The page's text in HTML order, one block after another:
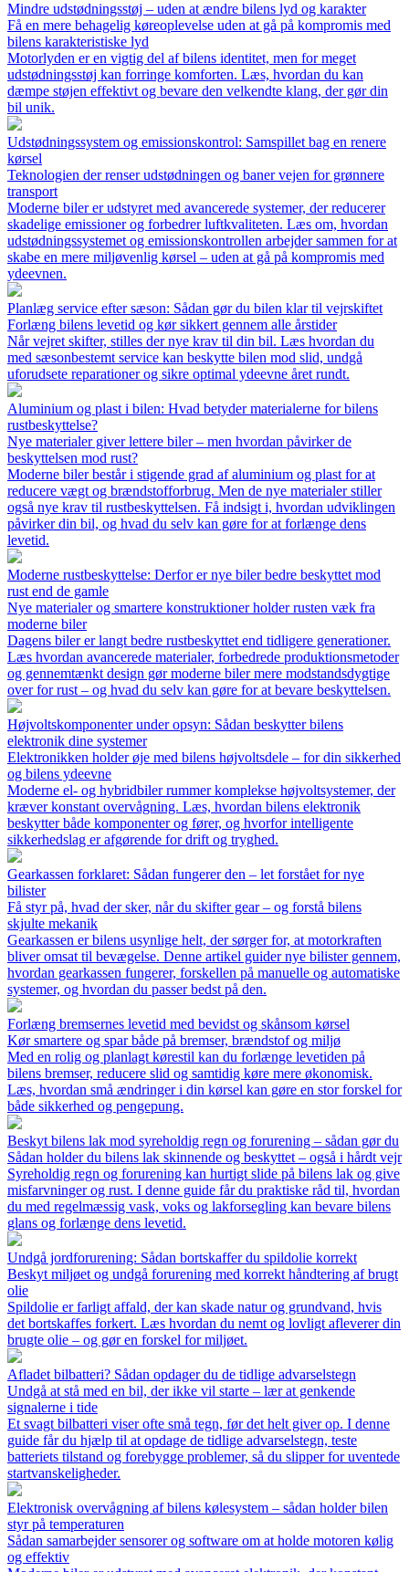
Mindre udstødningsstøj – uden at ændre bilens lyd og karakter
Få en mere behagelig køreoplevelse uden at gå på kompromis med
bilens karakteristiske lyd
Motorlyden er en vigtig del af bilens identitet, men for meget
udstødningsstøj kan forringe komforten. Læs, hvordan du kan
dæmpe støjen effektivt og bevare den velkendte klang, der gør din
bil unik.
Udstødningssystem og emissionskontrol: Samspillet bag en renere
kørsel
Teknologien der renser udstødningen og baner vejen for grønnere
transport
Moderne biler er udstyret med avancerede systemer, der reducerer
skadelige emissioner og forbedrer luftkvaliteten. Læs om, hvordan
udstødningssystemet og emissionskontrollen arbejder sammen for at
skabe en mere miljøvenlig kørsel – uden at gå på kompromis med
ydeevnen.
Planlæg service efter sæson: Sådan gør du bilen klar til vejrskiftet
Forlæng bilens levetid og kør sikkert gennem alle årstider
Når vejret skifter, stilles der nye krav til din bil. Læs hvordan du
med sæsonbestemt service kan beskytte bilen mod slid, undgå
uforudsete reparationer og sikre optimal ydeevne året rundt.
Aluminium og plast i bilen: Hvad betyder materialerne for bilens
rustbeskyttelse?
Nye materialer giver lettere biler – men hvordan påvirker de
beskyttelsen mod rust?
Moderne biler består i stigende grad af aluminium og plast for at
reducere vægt og brændstofforbrug. Men de nye materialer stiller
også nye krav til rustbeskyttelsen. Få indsigt i, hvordan udviklingen
påvirker din bil, og hvad du selv kan gøre for at forlænge dens
levetid.
Moderne rustbeskyttelse: Derfor er nye biler bedre beskyttet mod
rust end de gamle
Nye materialer og smartere konstruktioner holder rusten væk fra
moderne biler
Dagens biler er langt bedre rustbeskyttet end tidligere generationer.
Læs hvordan avancerede materialer, forbedrede produktionsmetoder
og gennemtænkt design gør moderne biler mere modstandsdygtige
over for rust – og hvad du selv kan gøre for at bevare beskyttelsen.
Højvoltskomponenter under opsyn: Sådan beskytter bilens
elektronik dine systemer
Elektronikken holder øje med bilens højvoltsdele – for din sikkerhed
og bilens ydeevne
Moderne el- og hybridbiler rummer komplekse højvoltsystemer, der
kræver konstant overvågning. Læs, hvordan bilens elektronik
beskytter både komponenter og fører, og hvorfor intelligente
sikkerhedslag er afgørende for drift og tryghed.
Gearkassen forklaret: Sådan fungerer den – let forstået for nye
bilister
Få styr på, hvad der sker, når du skifter gear – og forstå bilens
skjulte mekanik
Gearkassen er bilens usynlige helt, der sørger for, at motorkraften
bliver omsat til bevægelse. Denne artikel guider nye bilister gennem,
hvordan gearkassen fungerer, forskellen på manuelle og automatiske
systemer, og hvordan du passer bedst på den.
Forlæng bremsernes levetid med bevidst og skånsom kørsel
Kør smartere og spar både på bremser, brændstof og miljø
Med en rolig og planlagt kørestil kan du forlænge levetiden på
bilens bremser, reducere slid og samtidig køre mere økonomisk.
Læs, hvordan små ændringer i din kørsel kan gøre en stor forskel for
både sikkerhed og pengepung.
Beskyt bilens lak mod syreholdig regn og forurening – sådan gør du
Sådan holder du bilens lak skinnende og beskyttet – også i hårdt vejr
Syreholdig regn og forurening kan hurtigt slide på bilens lak og give
misfarvninger og rust. I denne guide får du praktiske råd til, hvordan
du med regelmæssig vask, voks og lakforsegling kan bevare bilens
glans og forlænge dens levetid.
Undgå jordforurening: Sådan bortskaffer du spildolie korrekt
Beskyt miljøet og undgå forurening med korrekt håndtering af brugt
olie
Spildolie er farligt affald, der kan skade natur og grundvand, hvis
det bortskaffes forkert. Læs hvordan du nemt og lovligt afleverer din
brugte olie – og gør en forskel for miljøet.
Afladet bilbatteri? Sådan opdager du de tidlige advarselstegn
Undgå at stå med en bil, der ikke vil starte – lær at genkende
signalerne i tide
Et svagt bilbatteri viser ofte små tegn, før det helt giver op. I denne
guide får du hjælp til at opdage de tidlige advarselstegn, teste
batteriets tilstand og forebygge problemer, så du slipper for uventede
startvanskeligheder.
Elektronisk overvågning af bilens kølesystem – sådan holder bilen
styr på temperaturen
Sådan samarbejder sensorer og software om at holde motoren kølig
og effektiv